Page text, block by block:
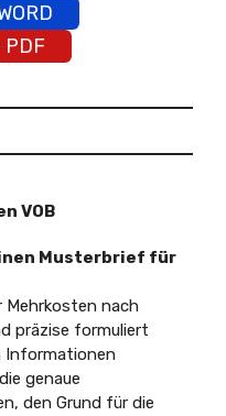
PDF
VOB
Musterbrief für
nach
präzise formuliert
Informationen
genaue
den Grund für die